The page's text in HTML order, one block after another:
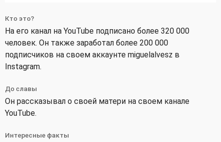
Кто это?
На его канал на YouTube подписано более 320 000
человек. Он также заработал более 200 000
подписчиков на своем аккаунте miguelalvesz в
Instagram.
До славы
Он рассказывал о своей матери на своем канале
YouTube.
Интересные факты